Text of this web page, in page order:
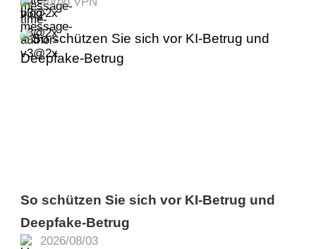
2026/08/03
So schützen Sie sich vor KI-Betrug und
Deepfake-Betrug